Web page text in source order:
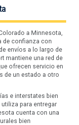
a Minnesota,
de confianza con
envíos a lo largo de
mantiene una red de
ofrecen servicio en
de un estado a otro
e interstates bien
para entregar
cuenta con una
bien